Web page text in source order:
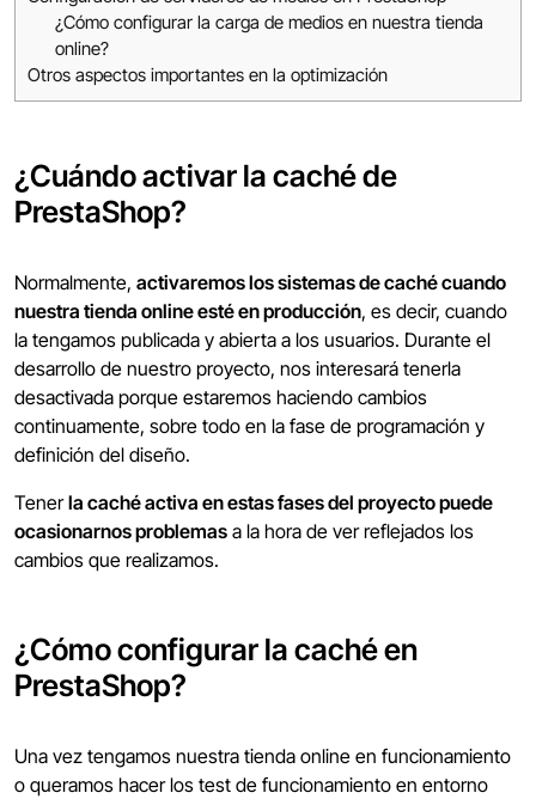
¿Cómo configurar la carga de medios en nuestra tienda
online?
Otros aspectos importantes en la optimización
¿Cuándo activar la caché de
PrestaShop?
Normalmente, activaremos los sistemas de caché cuando
nuestra tienda online esté en producción, es decir, cuando
la tengamos publicada y abierta a los usuarios. Durante el
desarrollo de nuestro proyecto, nos interesará tenerla
desactivada porque estaremos haciendo cambios
continuamente, sobre todo en la fase de programación y
definición del diseño.
Tenerla caché activa en estas fases del proyecto puede
ocasionarnos problemas a la hora de ver reflejados los
cambios que realizamos.
¿Cómo configurar la caché en
PrestaShop?
Una vez tengamos nuestra tienda online en funcionamiento
o queramos hacer los test de funcionamiento en entorno